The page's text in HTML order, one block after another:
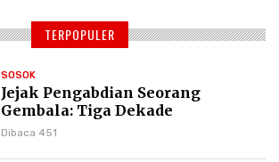
TERPOPULER
SOSOK
Jejak Pengabdian Seorang
Gembala: Tiga Dekade
Kepemimpinan Pdt. Dr. Yulius
Dibaca 451